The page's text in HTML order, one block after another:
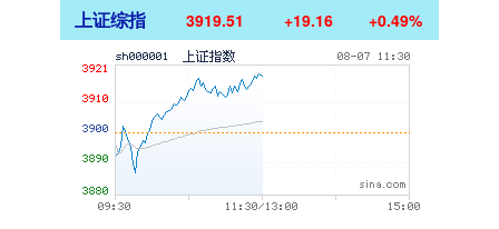
上证综指 3919.51 +19.16 +0.49%